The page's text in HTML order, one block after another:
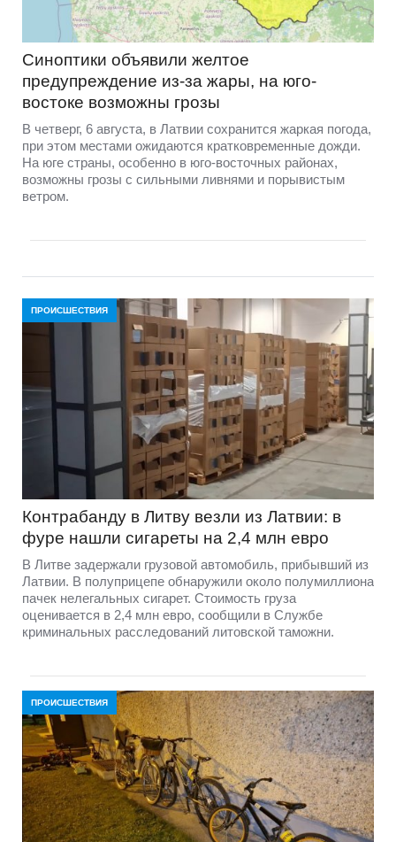
Синоптики объявили желтое
предупреждение из-за жары, на юго-
востоке возможны грозы
В четверг, 6 августа, в Латвии сохранится жаркая погода,
при этом местами ожидаются кратковременные дожди.
На юге страны, особенно в юго-восточных районах,
возможны грозы с сильными ливнями и порывистым
ветром.
ПРОИСШЕСТВИЯ
Контрабанду в Литву везли из Латвии: в
фуре нашли сигареты на 2,4 млн евро
В Литве задержали грузовой автомобиль, прибывший из
Латвии. В полуприцепе обнаружили около полумиллиона
пачек нелегальных сигарет. Стоимость груза
оценивается в 2,4 млн евро, сообщили в Службе
криминальных расследований литовской таможни.
ПРОИСШЕСТВИЯ